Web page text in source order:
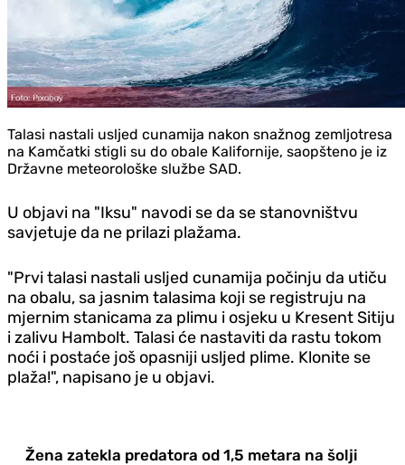
Talasi nastali usljed cunamija nakon snažnog zemljotresa
na Kamčatki stigli su do obale Kalifornije, saopšteno je iz
Državne meteorološke službe SAD.
U objavi na "Iksu" navodi se da se stanovništvu
savjetuje da ne prilazi plažama.
"Prvi talasi nastali usljed cunamija počinju da utiču
na obalu, sa jasnim talasima koji se registruju na
mjernim stanicama za plimu i osjeku u Kresent Sitiju
i zalivu Hambolt. Talasi će nastaviti da rastu tokom
noći i postaće još opasniji usljed plime. Klonite se
plaža!", napisano je u objavi.
Žena zatekla predatora od 1,5 metara na šolji